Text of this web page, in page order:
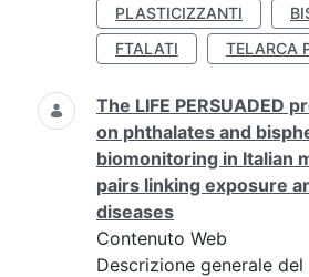
PLASTICIZZANTI
FTALATI
TELARCA
The LIFE PERSUADED
on phthalates and
biomonitoring in Italian
pairs linking exposure
diseases
Contenuto Web
Descrizione generale